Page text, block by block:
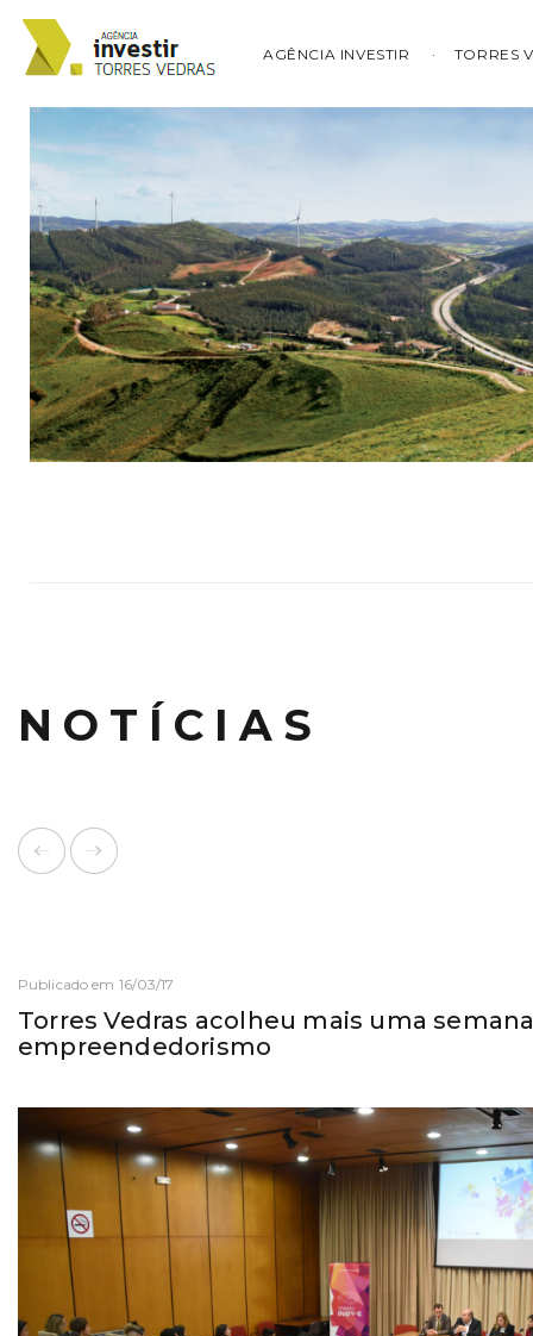
AGÊNCIA INVESTIR TORRES
NOTÍCIAS
Publicado em 16/03/17
Torres Vedras acolheu mais uma
empreendedorismo